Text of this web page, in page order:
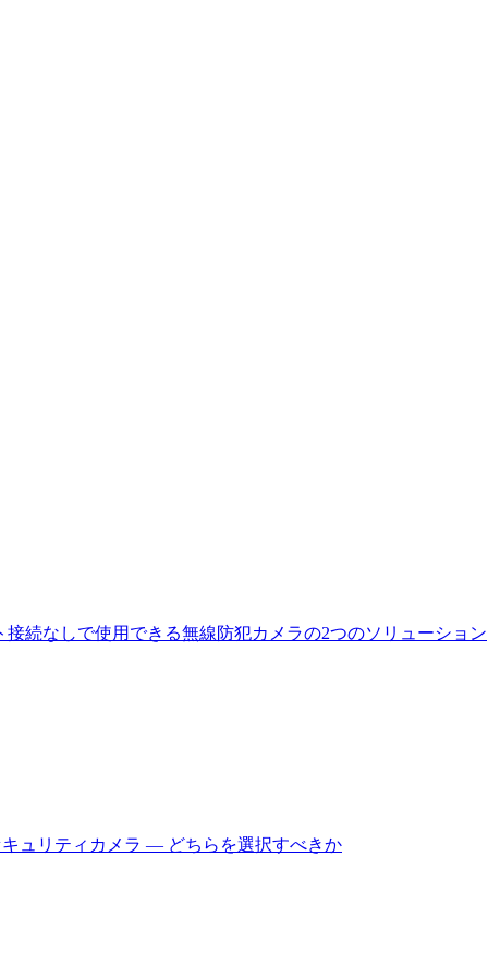
接続なしで使用できる無線防犯カメラの2つのソリューション
ュリティカメラ — どちらを選択すべきか